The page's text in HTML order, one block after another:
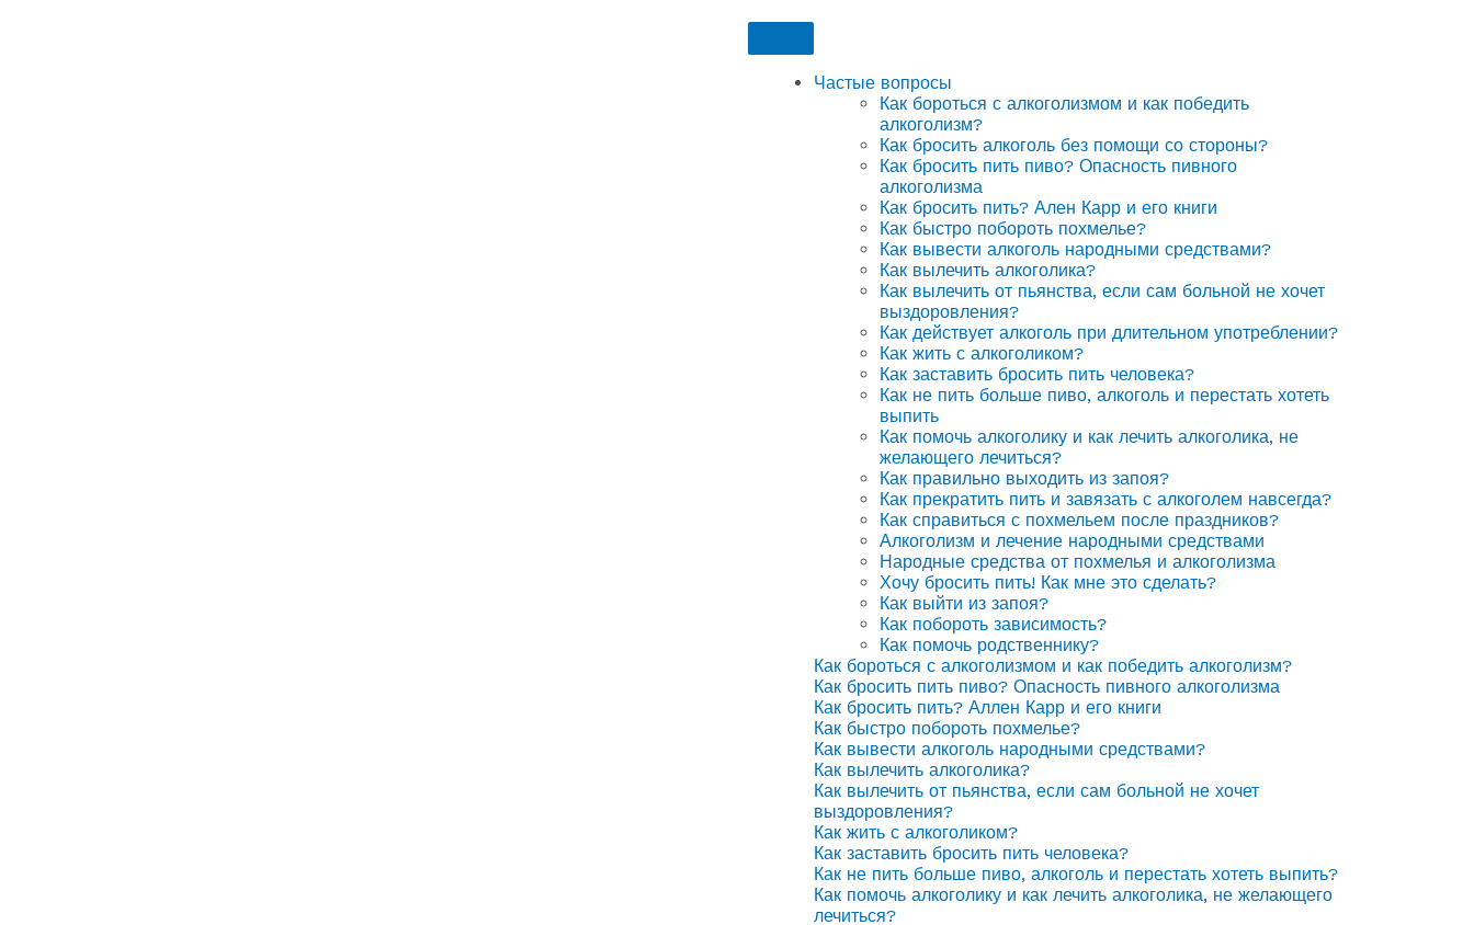
Частые вопросы
Как бороться с алкоголизмом и как победить
алкоголизм?
Как бросить алкоголь без помощи со стороны?
Как бросить пить пиво? Опасность пивного
алкоголизма
Как бросить пить? Ален Карр и его книги
Как быстро побороть похмелье?
Как вывести алкоголь народными средствами?
Как вылечить алкоголика?
Как вылечить от пьянства, если сам больной не хочет
выздоровления?
Как действует алкоголь при длительном употреблении?
Как жить с алкоголиком?
Как заставить бросить пить человека?
Как не пить больше пиво, алкоголь и перестать хотеть
выпить
Как помочь алкоголику и как лечить алкоголика, не
желающего лечиться?
Как правильно выходить из запоя?
Как прекратить пить и завязать с алкоголем навсегда?
Как справиться с похмельем после праздников?
Алкоголизм и лечение народными средствами
Народные средства от похмелья и алкоголизма
Хочу бросить пить! Как мне это сделать?
Как выйти из запоя?
Как побороть зависимость?
Как помочь родственнику?
Как бороться с алкоголизмом и как победить алкоголизм?
Как бросить пить пиво? Опасность пивного алкоголизма
Как бросить пить? Аллен Карр и его книги
Как быстро побороть похмелье?
Как вывести алкоголь народными средствами?
Как вылечить алкоголика?
Как вылечить от пьянства, если сам больной не хочет
выздоровления?
Как жить с алкоголиком?
Как заставить бросить пить человека?
Как не пить больше пиво, алкоголь и перестать хотеть выпить?
Как помочь алкоголику и как лечить алкоголика, не желающего
лечиться?